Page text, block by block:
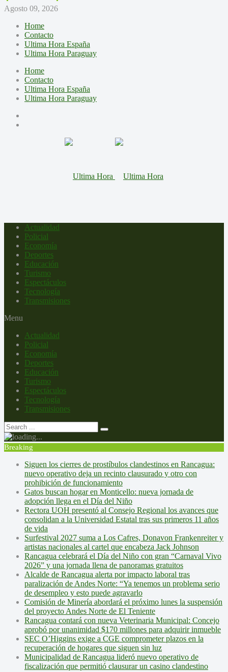
Agosto 09, 2026
Home
Contacto
Ultima Hora España
Ultima Hora Paraguay
Home
Contacto
Ultima Hora España
Ultima Hora Paraguay
Actualidad
Policial
Economía
Deportes
Educación
Turismo
Espectáculos
Tecnología
Transmisiones
Menu
Actualidad
Policial
Economía
Deportes
Educación
Turismo
Espectáculos
Tecnología
Transmisiones
Breaking
Siguen los cierres de prostíbulos clandestinos en Rancagua:
nuevo operativo deja un recinto clausurado y otro con
prohibición de funcionamiento
Gatos buscan hogar en Monticello: nueva jornada de
adopción llega en el Día del Niño
Rectora UOH presentó al Consejo Regional los avances que
consolidan a la Universidad Estatal tras sus primeros 11 años
de vida
Surfestival 2027 suma a Los Cafres, Donavon Frankenreiter y
artistas nacionales al cartel que encabeza Jack Johnson
Rancagua celebrará el Día del Niño con gran “Carnaval Vivo
2026” y una jornada llena de panoramas gratuitos
Alcalde de Rancagua alerta por impacto laboral tras
paralización de Andes Norte: “Ya tenemos un problema serio
de desempleo y esto puede agravarlo
Comisión de Minería abordará el próximo lunes la suspensión
del proyecto Andes Norte de El Teniente
Rancagua contará con nueva Veterinaria Municipal: Concejo
aprobó por unanimidad $170 millones para adquirir inmueble
SEC O’Higgins exige a CGE comprometer plazos en la
recuperación de hogares que siguen sin luz
Municipalidad de Rancagua lideró nuevo operativo de
fiscalización que permitió clausurar un casino clandestino